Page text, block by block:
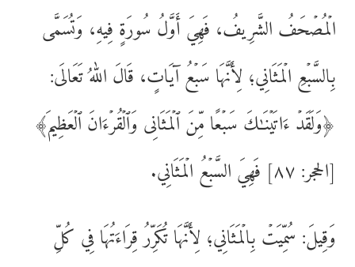
الۡمُصۡحَفُ الشَّرِيفُ، فَهِيَ أَوَّلُ سُورَةٍ فِيهِ، وَتُسَمَّى
بِالسَّبۡعِ الۡمَثَانِي؛ لِأَنَّهَا سَبۡعُ آيَاتٍ، قَالَ اللهُ تَعَالَى:
﴿وَلَقَدۡ ءَاتَيۡنَـٰكَ سَبۡعًا مِّنَ ٱلۡمَثَانِى وَٱلۡقُرۡءَانَ ٱلۡعَظِيمَ﴾
[الحجر: ٨٧] فَهِيَ السَّبۡعُ الۡمَثَانِي.
وَقِيلَ: سُمِّيَتۡ بِالۡمَثَانِي؛ لِأَنَّهَا تُكَرِّرُ قِرَاءَتُهَا فِي كُلِّ